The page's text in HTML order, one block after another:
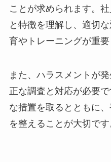
ことが求められます。
と特徴を理解し、適切
育やトレーニングが重要
また、ハラスメントが
正な調査と対応が必要
な措置を取るとともに
を整えることが大切です